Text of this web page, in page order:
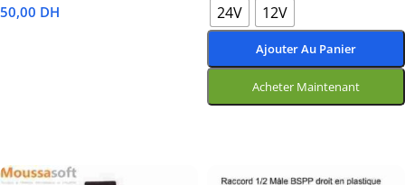
50,00 DH
24V
12V
Ajouter Au Panier
Acheter Maintenant